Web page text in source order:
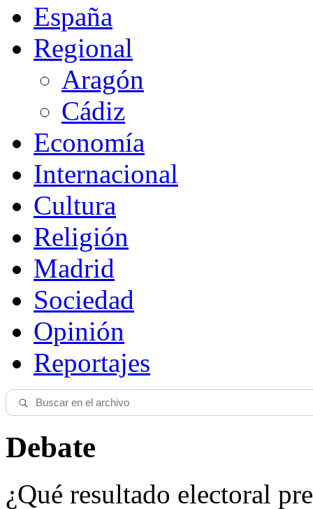
España
Regional
Aragón
Cádiz
Economía
Internacional
Cultura
Religión
Madrid
Sociedad
Opinión
Reportajes
Debate
¿Qué resultado electoral